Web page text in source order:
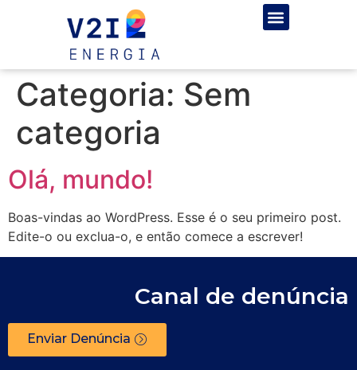
Categoria: Sem
categoria
Olá, mundo!
Boas-vindas ao WordPress. Esse é o seu primeiro post.
Edite-o ou exclua-o, e então comece a escrever!
Canal de denúncia
Enviar Denúncia